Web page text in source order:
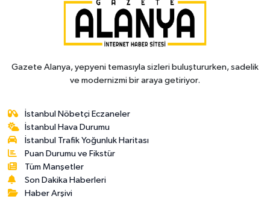
Gazete Alanya, yepyeni temasıyla sizleri buluştururken, sadelik
ve modernizmi bir araya getiriyor.
İstanbul Nöbetçi Eczaneler
İstanbul Hava Durumu
İstanbul Trafik Yoğunluk Haritası
Puan Durumu ve Fikstür
Tüm Manşetler
Son Dakika Haberleri
Haber Arşivi